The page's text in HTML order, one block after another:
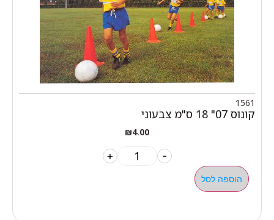
1561
קונוס 07" 18 ס"מ צבעוני
₪4.00
-
+
הוספה לסל